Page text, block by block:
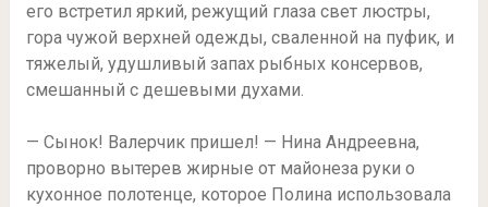
его встретил яркий, режущий глаза свет люстры,
гора чужой верхней одежды, сваленной на пуфик, и
тяжелый, удушливый запах рыбных консервов,
смешанный с дешевыми духами.
— Сынок! Валерчик пришел! — Нина Андреевна,
проворно вытерев жирные от майонеза руки о
кухонное полотенце, которое Полина использовала